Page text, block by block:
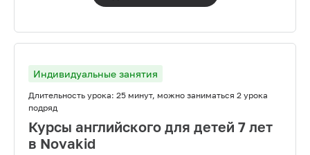
Индивидуальные занятия
Длительность урока: 25 минут, можно заниматься 2 урока
подряд
Курсы английского для детей 7 лет
в Novakid